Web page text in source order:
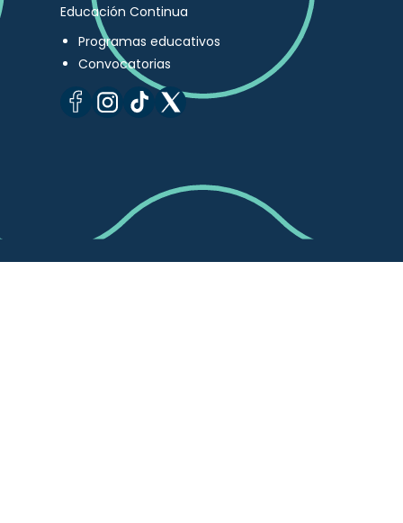
Educación Continua
Programas educativos
Convocatorias